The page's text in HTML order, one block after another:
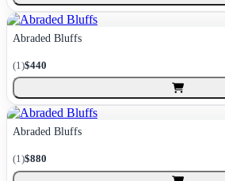
Abraded Bluffs
(1)$440
Abraded Bluffs
(1)$880